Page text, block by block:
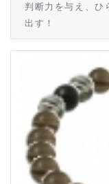
判断力を与え、ひ
出す！